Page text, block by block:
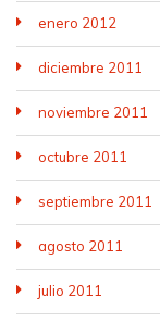
enero 2012
diciembre 2011
noviembre 2011
octubre 2011
septiembre 2011
agosto 2011
julio 2011